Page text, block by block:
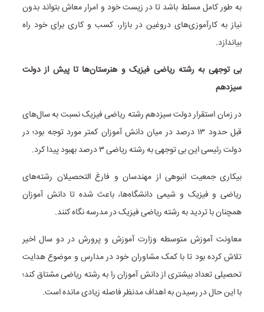
به طور کامل مسلط باشد تا در زیست خود و امرار معاش بتواند بدون
نیاز به کارآموزی‌های دروغین در بازار، کسب و کاری برای خود راه
بیاندازد.
بی توجهی به رشته ریاضی فیزیک و هنرستان‌ها تا پیش از دولت
سیزدهم
در زمان استقرار دولت سیزدهم رشته ریاضی فیزیک نسبت به سال‌های
قبل حدود ۱۳ درصد در میان دانش آموزان کمتر مورد توجه بود؛ در
دولت رئیسی این بی توجهی به رشته ریاضی ۳ درصد بهبود پیدا کرد.
بیکاری جمعیت انبوهی از مهندسان و فارغ التحصیلان رشته‌های
ریاضی و فیزیک و شیمی دانشگاه‌ها، باعث شده تا دانش آموزان
همچنان با تردید به رشته ریاضی فیزیک در مدرسه نگاه کنند.
معاونت آموزش متوسطه وزارت آموزش و پرورش در دو سال اخیر
تلاش کرده بود تا با کمک مشاوران خود در مدارس و موضوع هدایت
تحصیلی تعداد بیشتری از دانش آموزان را به رشته ریاضی مشتاق کند؛
با این حال در رسیدن به اهداف مدنظر فاصله زیادی مانده است.